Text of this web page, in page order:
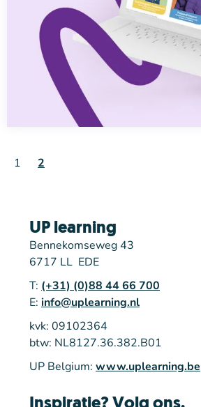
1 2
UP learning
Bennekomseweg 43
6717 LL EDE
T: (+31) (0)88 44 66 700
E: info@uplearning.nl
kvk: 09102364
btw: NL8127.36.382.B01
UP Belgium: www.uplearning.be